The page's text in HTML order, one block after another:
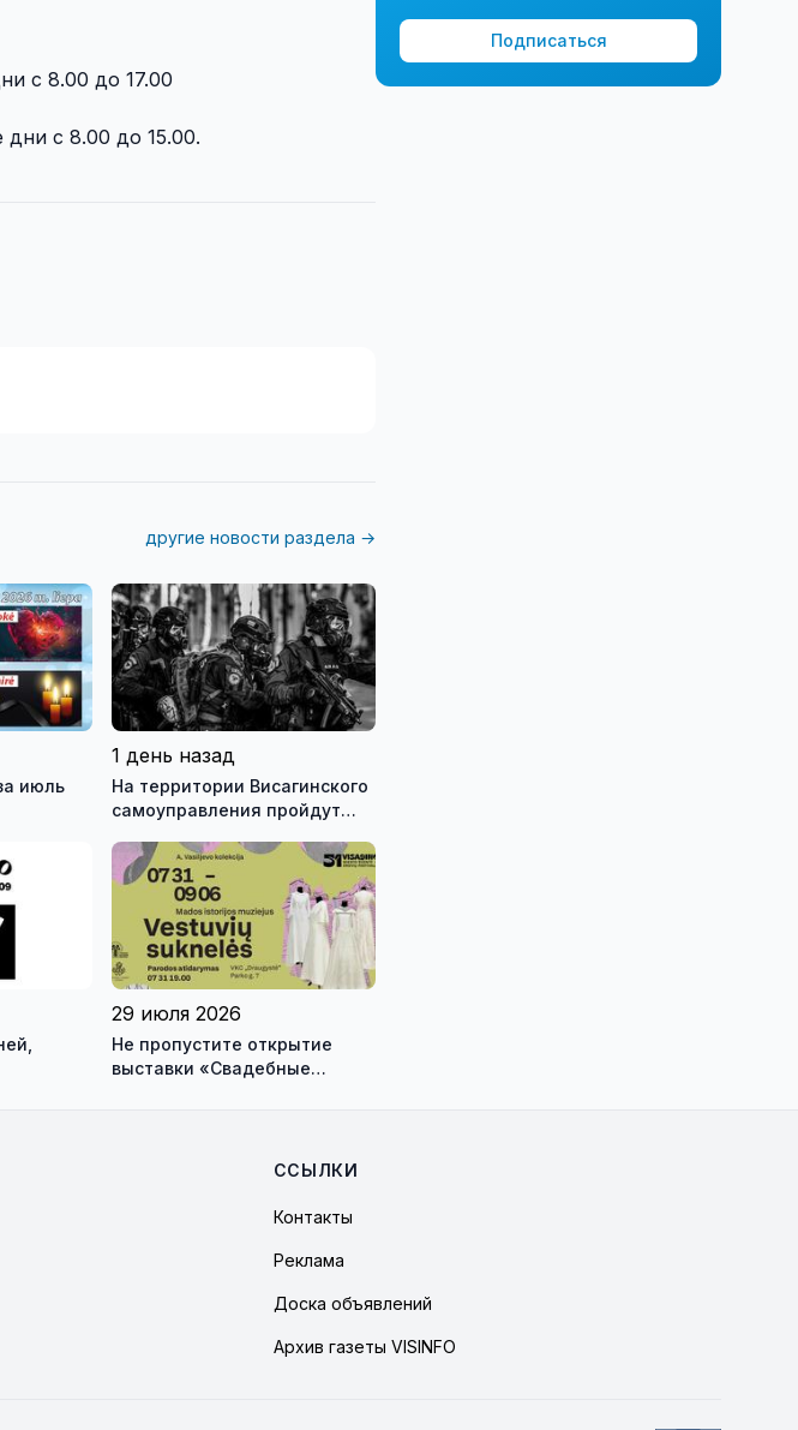
с 8.00 до 17.00
дни с 8.00 до 15.00.
другие новости раздела →
июль
1 день назад
На территории Висагинского
самоуправления пройдут
антитеррористические
учения «Baltic Shadow»
29 июля 2026
Не пропустите открытие
выставки «Свадебные
Подписаться
ССЫЛКИ
Контакты
Реклама
Доска объявлений
Архив газеты VISINFO